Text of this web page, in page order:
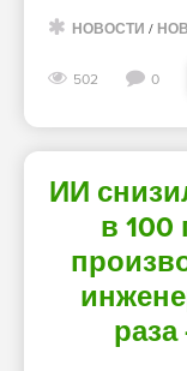
НОВОСТИ /
502 0
ИИ
в 100
раза